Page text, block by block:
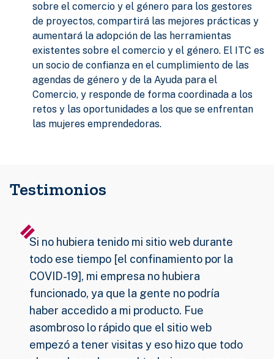
sobre el comercio y el género para los gestores
de proyectos, compartirá las mejores prácticas y
aumentará la adopción de las herramientas
existentes sobre el comercio y el género. El ITC es
un socio de confianza en el cumplimiento de las
agendas de género y de la Ayuda para el
Comercio, y responde de forma coordinada a los
retos y las oportunidades a los que se enfrentan
las mujeres emprendedoras.
Testimonios
Si no hubiera tenido mi sitio web durante
todo ese tiempo [el confinamiento por la
COVID-19], mi empresa no hubiera
funcionado, ya que la gente no podría
haber accedido a mi producto. Fue
asombroso lo rápido que el sitio web
empezó a tener visitas y eso hizo que todo